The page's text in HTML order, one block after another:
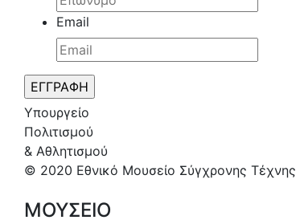
Email
Υπουργείο
Πολιτισμού
& Αθλητισμού
© 2020 Εθνικό Μουσείο Σύγχρονης Τέχνης
ΜΟΥΣΕΙΟ